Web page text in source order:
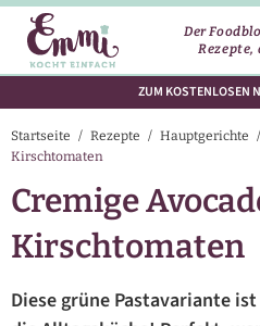
Der
Rezepte,
ZUM KOSTENLOSEN
Startseite / Rezepte / Hauptgerichte /
Kirschtomaten
Cremige
Kirschtomaten
Diese grüne Pastavariante